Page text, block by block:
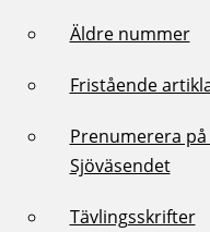
Äldre nummer
Fristående
Prenumerera
Sjöväsendet
Tävlingsskrifter